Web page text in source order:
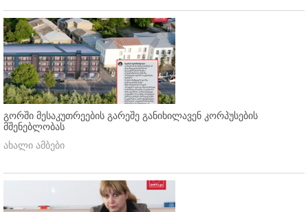
გორში მესაკუთრეების გარეშე განიხილავენ კორპუსების
მშენებლობას
ახალი ამბები